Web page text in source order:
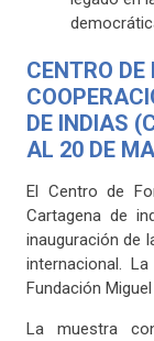
CENTRO
DE INDIAS
AL 20 DE
El Centro de
Cartagena de
inauguración de
internacional.
Fundación
La muestra